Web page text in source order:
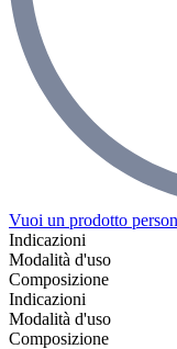
Vuoi un prodotto
Indicazioni
Modalità d'uso
Composizione
Indicazioni
Modalità d'uso
Composizione